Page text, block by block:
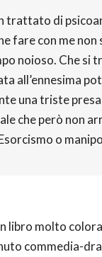
trattato di
fare con me
noioso. Che
all’ennesima
una triste
che però non
o
libro molto
commedia-